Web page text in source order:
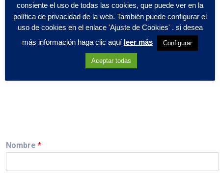
Nombre *
consiente el uso de todas las cookies, que puede ver en la
política de privacidad de la web. También puede configurar el
uso de cookies en el enlace 'Ajuste de Cookies' . si desea
más información haga clic aquí leer más Configurar
Aceptar todas